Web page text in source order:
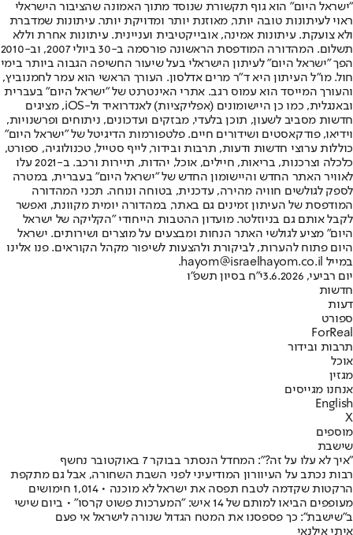
"ישראל היום" הוא גוף תקשורת שנוסד מתוך האמונה שהציבור הישראלי
ראוי לעיתונות טובה יותר, מאוזנת יותר ומדויקת יותר. עיתונות שמדברת
ולא צועקת. עיתונות אמינה, אובייקטיבית ועניינית. עיתונות אחרת וללא
תשלום. המהדורה המודפסת הראשונה פורסמה ב-30 ביולי 2007, וב-2010
הפך "ישראל היום" לעיתון הישראלי בעל שיעור החשיפה הגבוה ביותר בימי
חול. מו"ל העיתון היא ד"ר מרים אדלסון. העורך הראשי הוא עמר לחמנוביץ,
והעורך המייסד הוא עמוס רגב. אתרי האינטרנט של "ישראל היום" בעברית
ובאנגלית, כמו כן היישומונים (אפליקציות) לאנדרואיד ול-iOS, מציגים
חדשות מסביב לשעון, תוכן בלעדי, מבזקים ועדכונים, ניתוחים ופרשנויות,
וידיאו, פודקאסטים ושידורים חיים. פלטפורמות הדיגיטל של "ישראל היום"
כוללות ערוצי חדשות ודעות, תרבות ובידור, לייף סטייל, טכנולוגיה, ספורט,
כלכלה וצרכנות, בריאות, חיילים, אוכל, יהדות, תיירות ורכב. ב-2021 עלו
לאוויר האתר החדש והיישומון החדש של "ישראל היום" בעברית, במטרה
לספק לגולשים חוויה מהירה, עדכנית, בטוחה ונוחה. תכני המהדורה
המודפסת של העיתון זמינים גם באתר, במהדורה יומית מקוונת, ואפשר
לקבל אותם גם בניוזלטר. מועדון ההטבות הייחודי "הקליקה של ישראל
היום" מציע לגולשי האתר הנחות ומבצעים על מוצרים ושירותים. ישראל
היום פתוח להערות, לביקורת ולהצעות לשיפור מקהל הקוראים. פנו אלינו
במייל hayom@israelhayom.co.il.
יום רביעי, 3.6.2026
י"ח בסיון תשפ"ו
חדשות
דעות
ספורט
ForReal
תרבות ובידור
אוכל
מגזין
אנחנו מגייסים
English
X
מוספים
שישבת
"איך לא עלו על זה?": המחדל הנסתר בבוקר 7 באוקטובר נחשף
רבות נכתב על העיוורון המודיעיני לפני השבת השחורה, אבל גם מתקפת
הרקטות שקדמה לטבח תפסה את ישראל לא מוכנה • 1,014 חימושים
מעופפים הביאו למותם של 14 איש: "המערכות פשוט קרסו" • ביום שישי
ב"שישבת": כך פספסנו את המטח הגדול שנורה לישראל אי פעם
איתי אילנאי